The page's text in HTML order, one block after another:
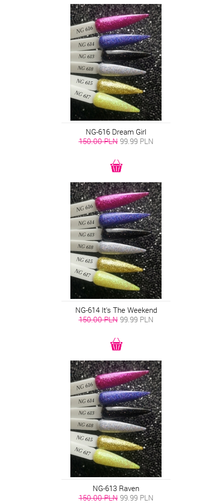
NG-616 Dream Girl
150.00 PLN 99.99 PLN
NG-614 It's The Weekend
150.00 PLN 99.99 PLN
NG-613 Raven
150.00 PLN 99.99 PLN